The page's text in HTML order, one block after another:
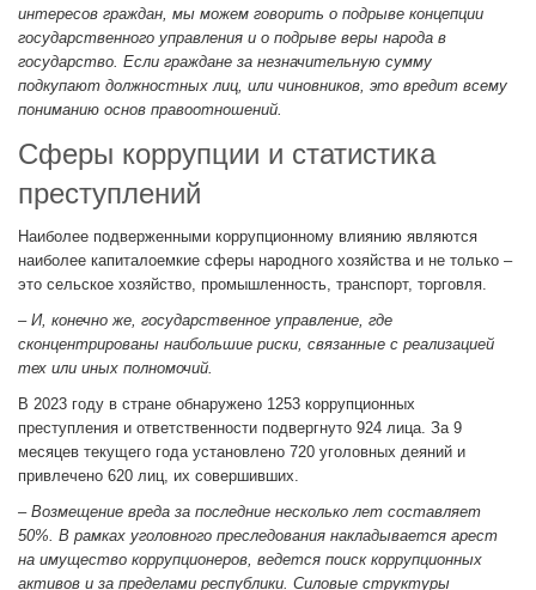
интересов граждан, мы можем говорить о подрыве концепции
государственного управления и о подрыве веры народа в
государство. Если граждане за незначительную сумму
подкупают должностных лиц, или чиновников, это вредит всему
пониманию основ правоотношений.
Сферы коррупции и статистика
преступлений
Наиболее подверженными коррупционному влиянию являются
наиболее капиталоемкие сферы народного хозяйства и не только –
это сельское хозяйство, промышленность, транспорт, торговля.
– И, конечно же, государственное управление, где
сконцентрированы наибольшие риски, связанные с реализацией
тех или иных полномочий.
В 2023 году в стране обнаружено 1253 коррупционных
преступления и ответственности подвергнуто 924 лица. За 9
месяцев текущего года установлено 720 уголовных деяний и
привлечено 620 лиц, их совершивших.
– Возмещение вреда за последние несколько лет составляет
50%. В рамках уголовного преследования накладывается арест
на имущество коррупционеров, ведется поиск коррупционных
активов и за пределами республики. Силовые структуры